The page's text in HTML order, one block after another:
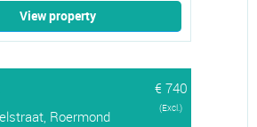
View property
€ 740
Roermond
(Excl.)